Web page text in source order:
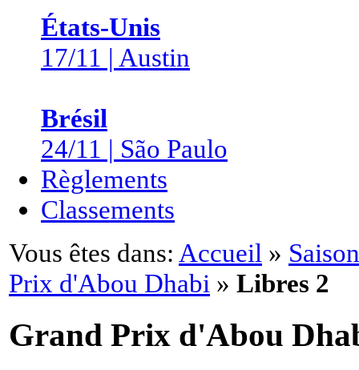
États-Unis
17/11 | Austin
Brésil
24/11 | São Paulo
Règlements
Classements
Vous êtes dans: Accueil »
Prix d'Abou Dhabi » Libres 2
Grand Prix d'Abou